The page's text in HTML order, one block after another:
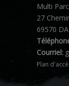
Multi
27
69570
Courriel:
Plan